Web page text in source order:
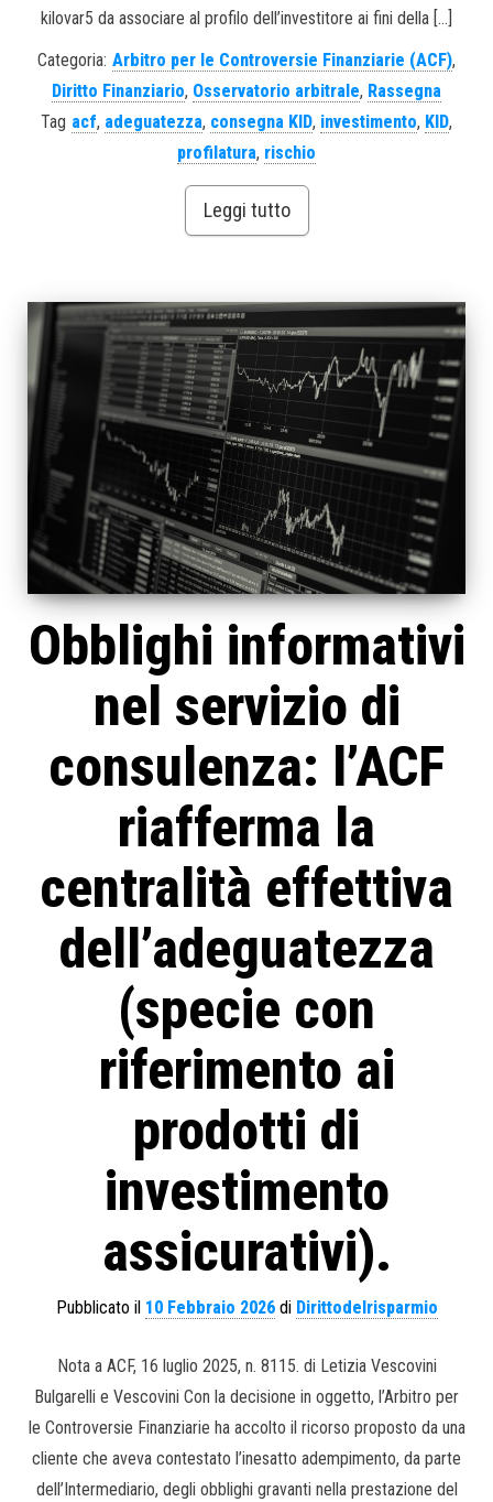
kilovar5 da associare al profilo dell’investitore ai fini della […]
Categoria: Arbitro per le Controversie Finanziarie (ACF),
Diritto Finanziario, Osservatorio arbitrale, Rassegna
Tag acf, adeguatezza, consegna KID, investimento, KID,
profilatura, rischio
Leggi tutto
Obblighi informativi
nel servizio di
consulenza: l’ACF
riafferma la
centralità effettiva
dell’adeguatezza
(specie con
riferimento ai
prodotti di
investimento
assicurativi).
Pubblicato il 10 Febbraio 2026di Dirittodelrisparmio
Nota a ACF, 16 luglio 2025, n. 8115. di Letizia Vescovini
Bulgarelli e Vescovini Con la decisione in oggetto, l’Arbitro per
le Controversie Finanziarie ha accolto il ricorso proposto da una
cliente che aveva contestato l’inesatto adempimento, da parte
dell’Intermediario, degli obblighi gravanti nella prestazione del